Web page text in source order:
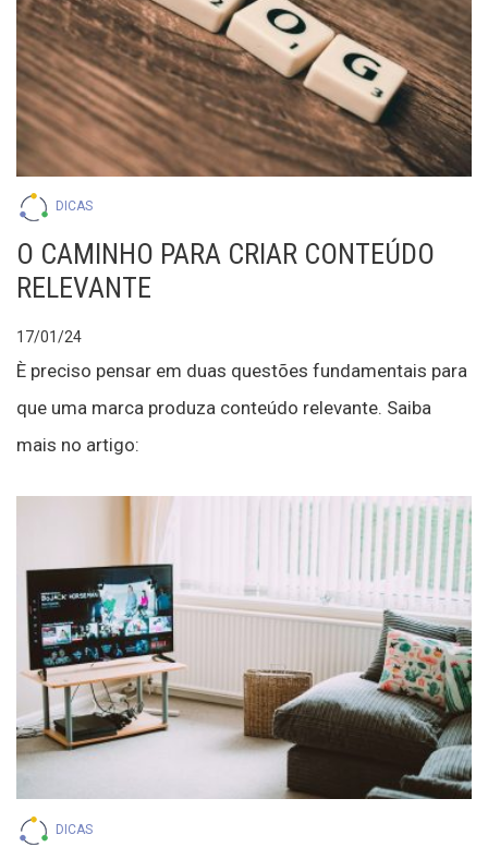
DICAS
O CAMINHO PARA CRIAR CONTEÚDO
RELEVANTE
17/01/24
È preciso pensar em duas questões fundamentais para
que uma marca produza conteúdo relevante. Saiba
mais no artigo:
DICAS